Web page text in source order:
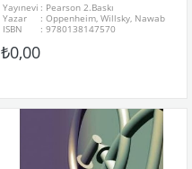
Yayınevi : Pearson 2.Baskı
Yazar
: Oppenheim, Willsky, Nawab
ISBN
: 9780138147570
₺0,00